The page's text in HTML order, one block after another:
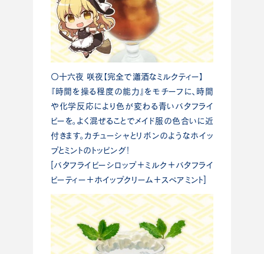
〇十六夜 咲夜【完全で瀟酒なミルクティー】
『時間を操る程度の能力』をモチーフに、時間
や化学反応により色が変わる青いバタフライ
ピーを。よく混ぜることでメイド服の色合いに近
付きます。カチューシャとリボンのようなホイッ
プとミントのトッピング！
[バタフライピーシロップ＋ミルク＋バタフライ
ピーティー＋ホイップクリーム＋スペアミント]